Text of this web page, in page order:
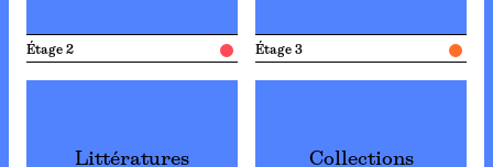
Étage 2 Étage 3
Littératures Collections